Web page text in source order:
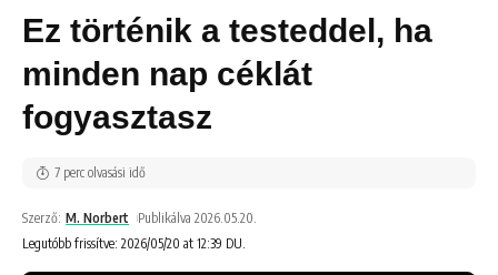
Ez történik a testeddel, ha
minden nap céklát
fogyasztasz
Legutóbb frissítve: 2026/05/20 at 12:39 DU.
Szerző: M. Norbert Publikálva 2026.05.20.
7 perc olvasási idő